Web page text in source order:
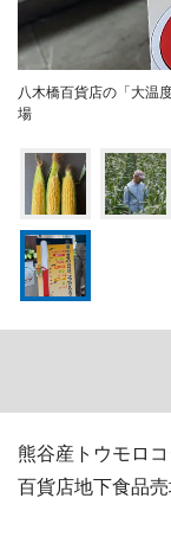
八木橋百貨店の「大温
場
熊谷産トウモロ
百貨店地下食品売